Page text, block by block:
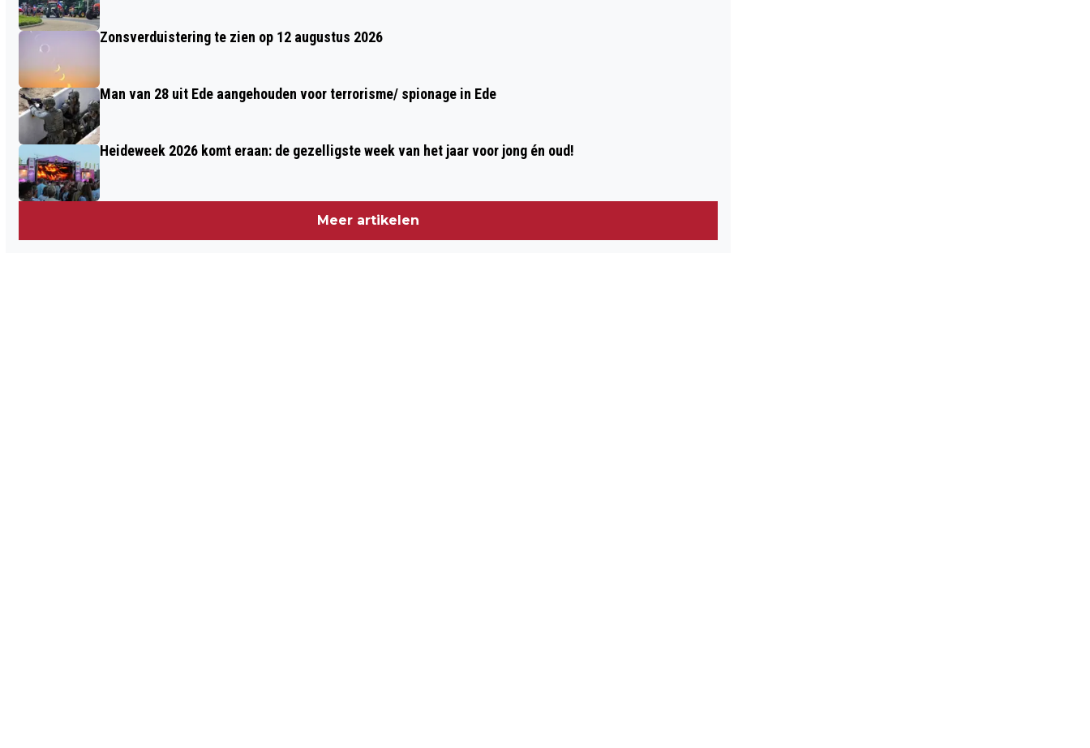
Zonsverduistering te zien op 12 augustus 2026
Man van 28 uit Ede aangehouden voor terrorisme/ spionage in Ede
Heideweek 2026 komt eraan: de gezelligste week van het jaar voor jong én oud!
Meer artikelen